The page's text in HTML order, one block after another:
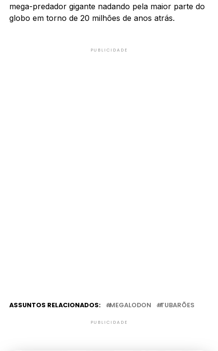
mega-predador gigante nadando pela maior parte do
globo em torno de 20 milhões de anos atrás.
PUBLICIDADE
ASSUNTOS RELACIONADOS: MEGALODON TUBARÕES
PUBLICIDADE